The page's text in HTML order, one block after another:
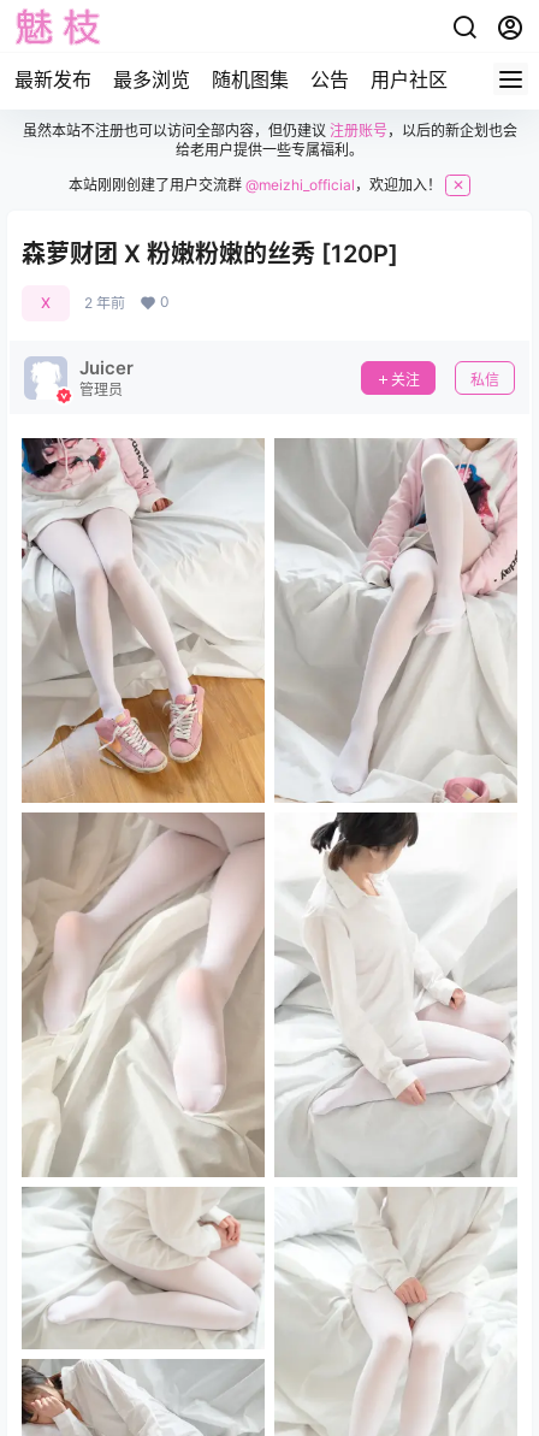
最新发布 最多浏览 随机图集 公告 用户社区
虽然本站不注册也可以访问全部内容，但仍建议 注册账号，以后的新企划也会
给老用户提供一些专属福利。
本站刚刚创建了用户交流群@meizhi_official ，欢迎加入！ ✕
森萝财团 X 粉嫩粉嫩的丝秀 [120P]
X 2 年前 0
Juicer
管理员
关注 私信